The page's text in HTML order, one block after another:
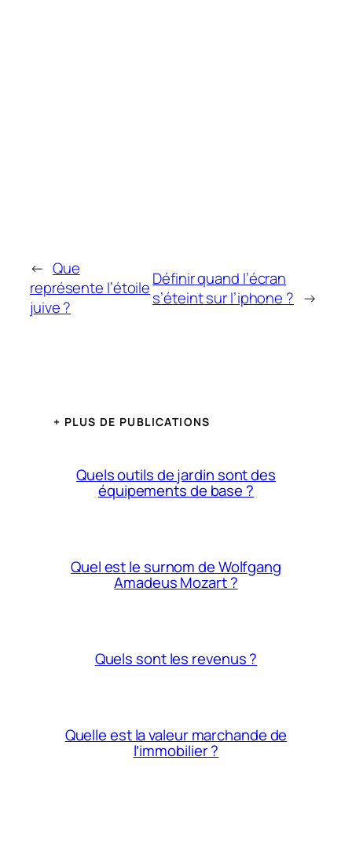
← Que
représente l’étoile
juive ?
Définir quand l’écran
s’éteint sur l’iphone ? →
+ PLUS DE PUBLICATIONS
Quels outils de jardin sont des
équipements de base ?
Quel est le surnom de Wolfgang
Amadeus Mozart ?
Quels sont les revenus ?
Quelle est la valeur marchande de
l’immobilier ?